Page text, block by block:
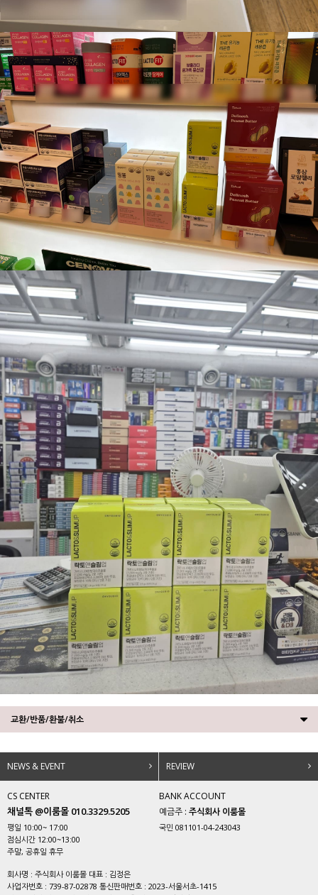
교환/반품/환불/취소
NEWS & EVENT REVIEW
CS CENTER
채널톡 @이룸몰 010.3329.5205
평일 10:00~ 17:00
점심시간 12:00~13:00
주말, 공휴일 휴무
BANK ACCOUNT
예금주 : 주식회사 이룸몰
국민 081101-04-243043
회사명 : 주식회사 이룸몰 대표 : 김정은
사업자번호 : 739-87-02878 통신판매번호 : 2023-서울서초-1415